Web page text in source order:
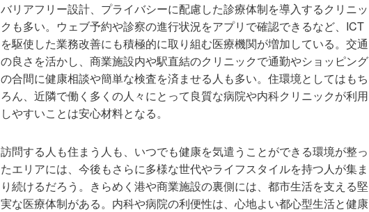
バリアフリー設計、プライバシーに配慮した診療体制を導入するクリニッ
クも多い。ウェブ予約や診察の進行状況をアプリで確認できるなど、ICT
を駆使した業務改善にも積極的に取り組む医療機関が増加している。交通
の良さを活かし、商業施設内や駅直結のクリニックで通勤やショッピング
の合間に健康相談や簡単な検査を済ませる人も多い。住環境としてはもち
ろん、近隣で働く多くの人々にとって良質な病院や内科クリニックが利用
しやすいことは安心材料となる。
訪問する人も住まう人も、いつでも健康を気遣うことができる環境が整っ
たエリアには、今後もさらに多様な世代やライフスタイルを持つ人が集ま
り続けるだろう。きらめく港や商業施設の裏側には、都市生活を支える堅
実な医療体制がある。内科や病院の利便性は、心地よい都心型生活と健康